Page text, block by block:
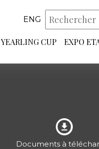
ENG
YEARLING CUP EXPO
Documents à